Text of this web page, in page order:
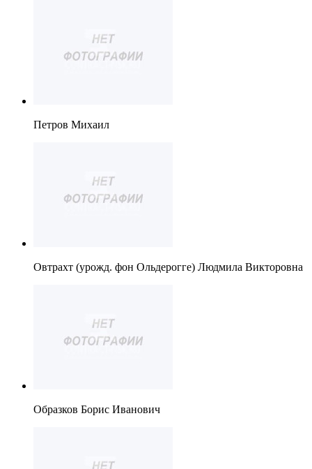
Петров Михаил
Овтрахт (урожд. фон Ольдерогге) Людмила Викторовна
Образков Борис Иванович